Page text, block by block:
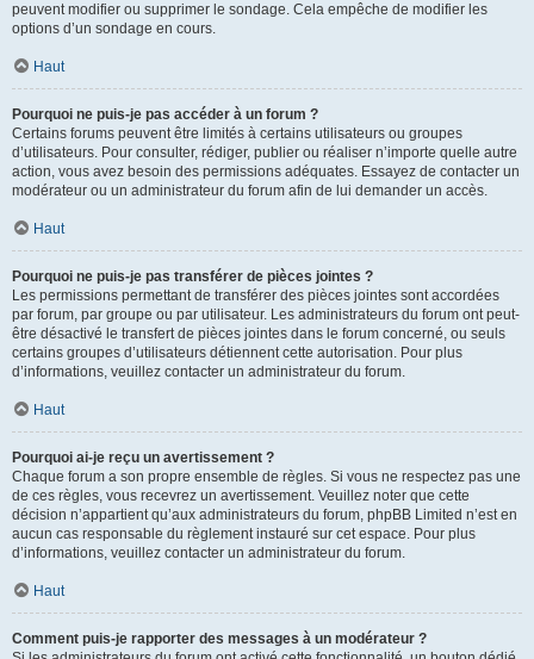
peuvent modifier ou supprimer le sondage. Cela empêche de modifier les
options d’un sondage en cours.
Haut
Pourquoi ne puis-je pas accéder à un forum ?
Certains forums peuvent être limités à certains utilisateurs ou groupes
d’utilisateurs. Pour consulter, rédiger, publier ou réaliser n’importe quelle autre
action, vous avez besoin des permissions adéquates. Essayez de contacter un
modérateur ou un administrateur du forum afin de lui demander un accès.
Haut
Pourquoi ne puis-je pas transférer de pièces jointes ?
Les permissions permettant de transférer des pièces jointes sont accordées
par forum, par groupe ou par utilisateur. Les administrateurs du forum ont peut-
être désactivé le transfert de pièces jointes dans le forum concerné, ou seuls
certains groupes d’utilisateurs détiennent cette autorisation. Pour plus
d’informations, veuillez contacter un administrateur du forum.
Haut
Pourquoi ai-je reçu un avertissement ?
Chaque forum a son propre ensemble de règles. Si vous ne respectez pas une
de ces règles, vous recevrez un avertissement. Veuillez noter que cette
décision n’appartient qu’aux administrateurs du forum, phpBB Limited n’est en
aucun cas responsable du règlement instauré sur cet espace. Pour plus
d’informations, veuillez contacter un administrateur du forum.
Haut
Comment puis-je rapporter des messages à un modérateur ?